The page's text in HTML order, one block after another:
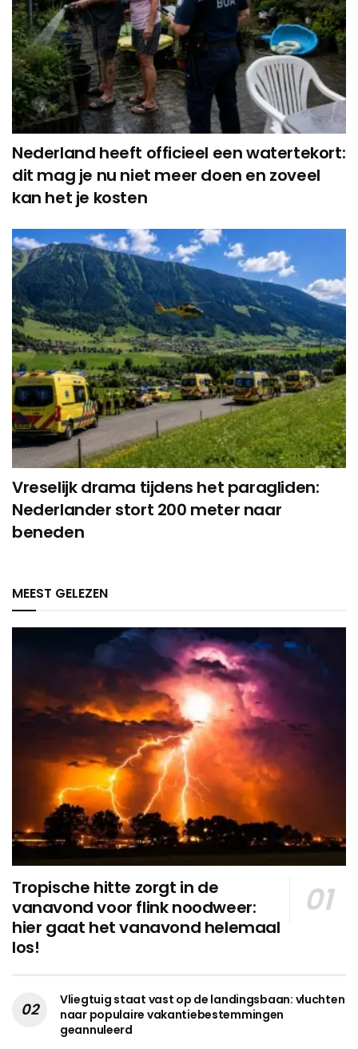
Nederland heeft officieel een watertekort:
dit mag je nu niet meer doen en zoveel
kan het je kosten
Vreselijk drama tijdens het paragliden:
Nederlander stort 200 meter naar
beneden
MEEST GELEZEN
Tropische hitte zorgt in de
vanavond voor flink noodweer:
hier gaat het vanavond helemaal
los!
Vliegtuig staat vast op de landingsbaan: vluchten
naar populaire vakantiebestemmingen
geannuleerd